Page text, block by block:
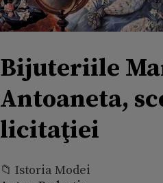
Bijuteriile
Antoaneta,
licitaţiei
📁 Istoria Modei